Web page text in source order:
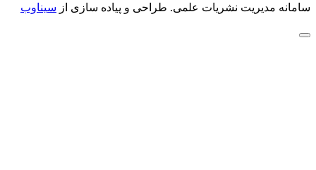
سامانه مدیریت نشریات علمی. طراحی و پیاده سازی از سیناوب